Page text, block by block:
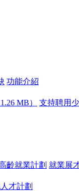
功能介紹
MB）
支持聘用
齡就業計劃 就業展
才計劃